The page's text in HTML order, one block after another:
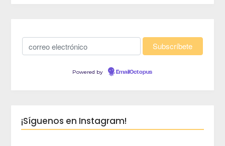
Powered by EmailOctopus
¡Síguenos en Instagram!